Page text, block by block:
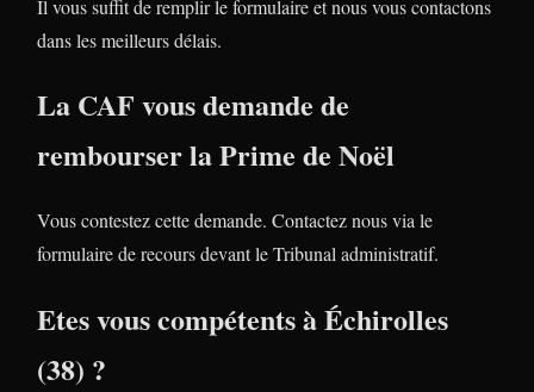
Il vous suffit de remplir le formulaire et nous vous contactons
dans les meilleurs délais.
La CAF vous demande de
rembourser la Prime de Noël
Vous contestez cette demande. Contactez nous via le
formulaire de recours devant le Tribunal administratif.
Etes vous compétents à Échirolles
(38) ?